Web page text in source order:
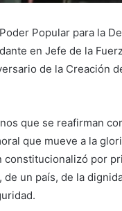
Popular para la
en Jefe de la
de la Creación
que se reafirman
que mueve a la
por
un país, de la